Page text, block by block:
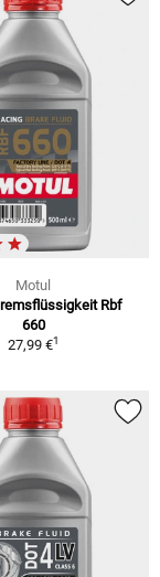
Motul
Rbf
660
27,99 €1